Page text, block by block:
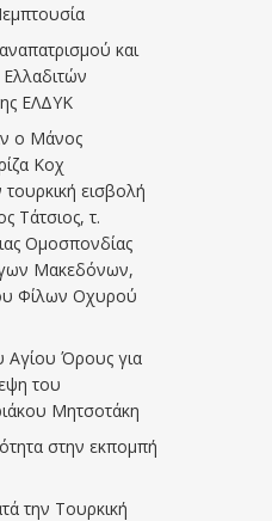
και
ΕΛΔΥΚ
ο Μάνος
Κοχ
εισβολή
Τάτσιος, τ.
Ομοσπονδίας
Μακεδόνων,
Φίλων Οχυρού
Αγίου Όρους για
του
Μητσοτάκη
στην εκπομπή
την Τουρκική